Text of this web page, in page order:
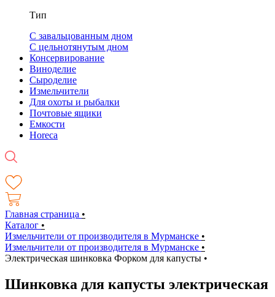
Тип
С завальцованным дном
С цельнотянутым дном
Консервирование
Виноделие
Сыроделие
Измельчители
Для охоты и рыбалки
Почтовые ящики
Емкости
Horeca
Главная страница •
Каталог •
Измельчители от производителя в Мурманске •
Измельчители от производителя в Мурманске •
Электрическая шинковка Форком для капусты •
Шинковка для капусты электрическая